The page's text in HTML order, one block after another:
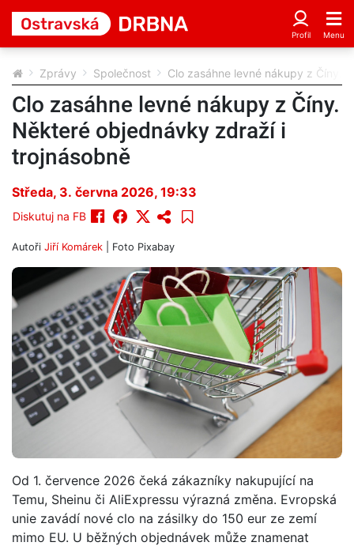
Zprávy Společnost Clo zasáhne levné nákupy z Číny.
Clo zasáhne levné nákupy z Číny.
Některé objednávky zdraží i
trojnásobně
Středa, 3. června 2026, 19:33
Diskutuj na FB
Autoři Jiří Komárek | Foto Pixabay
Od 1. července 2026 čeká zákazníky nakupující na
Temu, Sheinu či AliExpressu výrazná změna. Evropská
unie zavádí nové clo na zásilky do 150 eur ze zemí
mimo EU. U běžných objednávek může znamenat